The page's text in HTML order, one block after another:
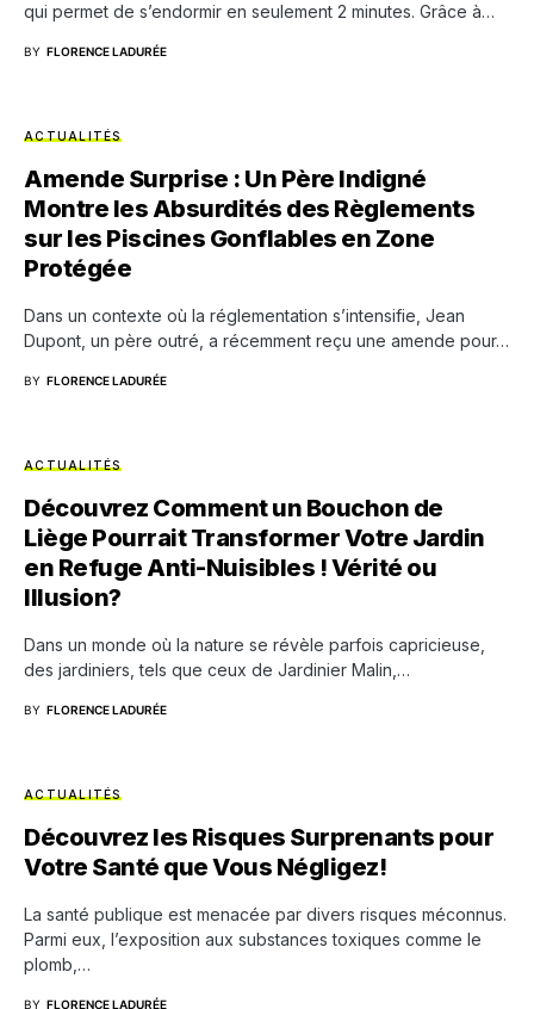
qui permet de s’endormir en seulement 2 minutes. Grâce à…
BY FLORENCE LADURÉE
ACTUALITÉS
Amende Surprise : Un Père Indigné
Montre les Absurdités des Règlements
sur les Piscines Gonflables en Zone
Protégée
Dans un contexte où la réglementation s’intensifie, Jean
Dupont, un père outré, a récemment reçu une amende pour…
BY FLORENCE LADURÉE
ACTUALITÉS
Découvrez Comment un Bouchon de
Liège Pourrait Transformer Votre Jardin
en Refuge Anti-Nuisibles ! Vérité ou
Illusion?
Dans un monde où la nature se révèle parfois capricieuse,
des jardiniers, tels que ceux de Jardinier Malin,…
BY FLORENCE LADURÉE
ACTUALITÉS
Découvrez les Risques Surprenants pour
Votre Santé que Vous Négligez!
La santé publique est menacée par divers risques méconnus.
Parmi eux, l’exposition aux substances toxiques comme le
plomb,…
BY FLORENCE LADURÉE